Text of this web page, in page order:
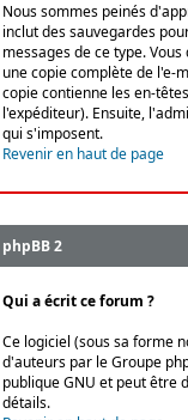
Nous sommes peinés
inclut des sauvegardes
messages de ce type.
une copie complète de l'e-
copie contienne les en-
l'expéditeur). Ensuite,
qui s'imposent.
Revenir en haut de page
phpBB 2
Qui a écrit ce forum ?
Ce logiciel (sous sa forme
d'auteurs par leGroupe
publique GNU et peut être
détails.